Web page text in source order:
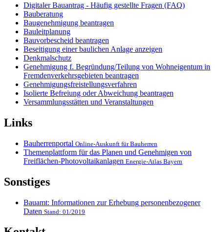
Digitaler Bauantrag - Häufig gestellte Fragen (FAQ)
Bauberatung
Baugenehmigung beantragen
Bauleitplanung
Bauvorbescheid beantragen
Beseitigung einer baulichen Anlage anzeigen
Denkmalschutz
Genehmigung f. Begründung/Teilung von Wohneigentum in
Fremdenverkehrsgebieten beantragen
Genehmigungsfreistellungsverfahren
Isolierte Befreiung oder Abweichung beantragen
Versammlungsstätten und Veranstaltungen
Links
Bauherrenportal Online-Auskunft für Bauherren
Themenplattform für das Planen und Genehmigen von
Freiflächen-Photovoltaikanlagen Energie-Atlas Bayern
Sonstiges
Bauamt: Informationen zur Erhebung personenbezogener
Daten Stand: 01/2019